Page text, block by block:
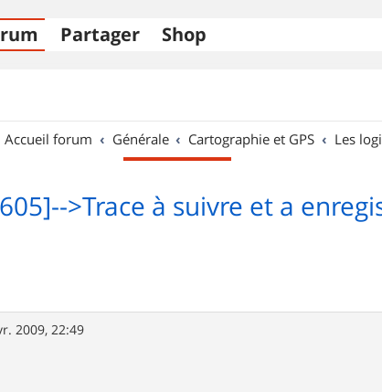
Partager Shop
Accueil forum Générale Cartographie et GPS Les
>Trace à suivre et a
2009, 22:49